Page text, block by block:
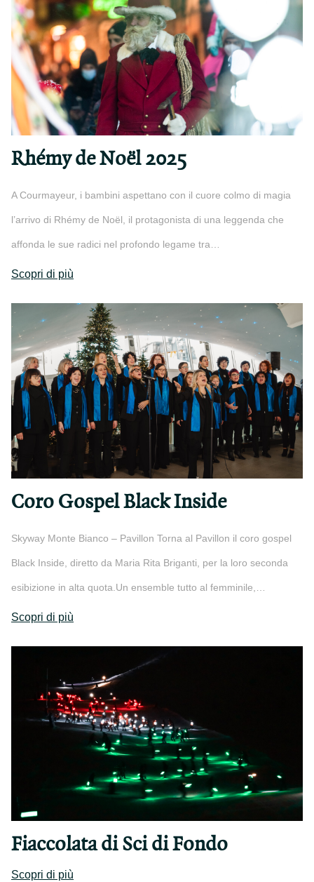
Rhémy de Noël 2025
A Courmayeur, i bambini aspettano con il cuore colmo di magia
l’arrivo di Rhémy de Noël, il protagonista di una leggenda che
affonda le sue radici nel profondo legame tra…
Scopri di più
Coro Gospel Black Inside
Skyway Monte Bianco – Pavillon Torna al Pavillon il coro gospel
Black Inside, diretto da Maria Rita Briganti, per la loro seconda
esibizione in alta quota.Un ensemble tutto al femminile,…
Scopri di più
Fiaccolata di Sci di Fondo
Scopri di più